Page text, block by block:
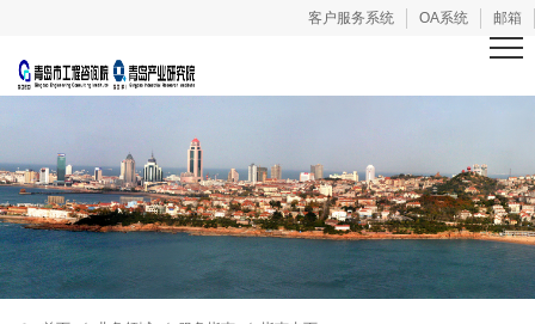
客户服务系统 OA系统 邮箱